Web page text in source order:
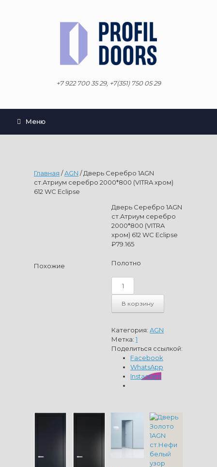
+7 922 700 35 29, +7(351) 750 05 29
Меню
Главная /AGN / Дверь Серебро 1AGN
ст.Атриум серебро 2000*800 (VITRA хром)
612 WC Eclipse
Дверь Серебро 1AGN
ст.Атриум серебро
2000*800 (VITRA
хром) 612 WC Eclipse
₽79.165
Полотно
товара
Серебро
ст.Атриум
серебро
2000*800
(VITRA
В корзину
Категория:AGN
Метка:1
Поделиться ссылкой:
Facebook
WhatsApp
Instagram
Похожие